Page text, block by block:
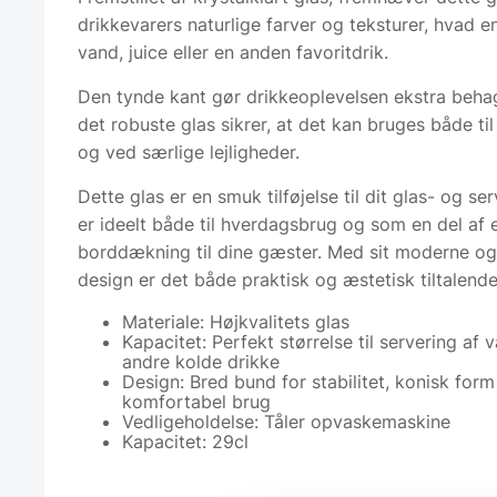
drikkevarers naturlige farver og teksturer, hvad
vand, juice eller en anden favoritdrik.
Den tynde kant gør drikkeoplevelsen ekstra
det robuste glas sikrer, at det kan bruges både
og ved særlige lejligheder.
Dette glas er en smuk tilføjelse til dit glas- og
er ideelt både til hverdagsbrug og som en del af
borddækning til dine gæster. Med sit moderne
design er det både praktisk og æstetisk
Materiale: Højkvalitets glas
Kapacitet: Perfekt størrelse til servering af
andre kolde drikke
Design: Bred bund for stabilitet, konisk
komfortabel brug
Vedligeholdelse: Tåler opvaskemaskine
Kapacitet: 29cl